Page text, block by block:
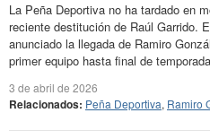
La Peña Deportiva no ha tardado en
reciente destitución de Raúl Garrido.
anunciado la llegada de Ramiro
primer equipo hasta final de
3 de abril de 2026
Relacionados: Peña Deportiva, Ramiro